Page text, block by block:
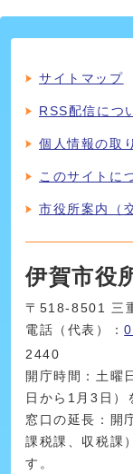
サイトマップ
RSS配信につ
個人情報の取
このサイトに
市役所案内（
伊賀市役
〒518-8501 三
電話（代表）：
2440
開庁時間：土曜
日から1月3日
窓口の延長：開
課税課、収税課
す。